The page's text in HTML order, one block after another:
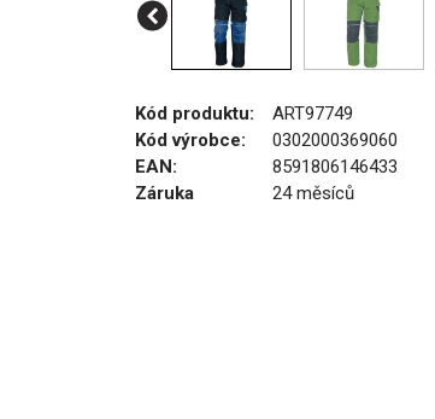
Kód produktu:
ART97749
Kód výrobce:
0302000369060
EAN:
8591806146433
Záruka
24 měsíců